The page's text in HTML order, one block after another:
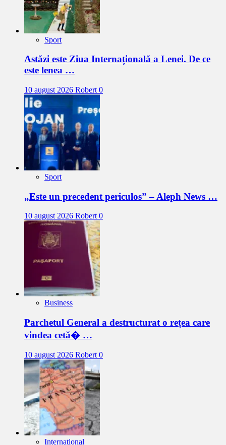
Sport
Astăzi este Ziua Internațională a Lenei. De ce
este lenea …
10 august 2026 Robert 0
Sport
„Este un precedent periculos” – Aleph News …
10 august 2026 Robert0
Business
Parchetul General a destructurat o rețea care
vindea cetă� …
10 august 2026 Robert 0
Internațional